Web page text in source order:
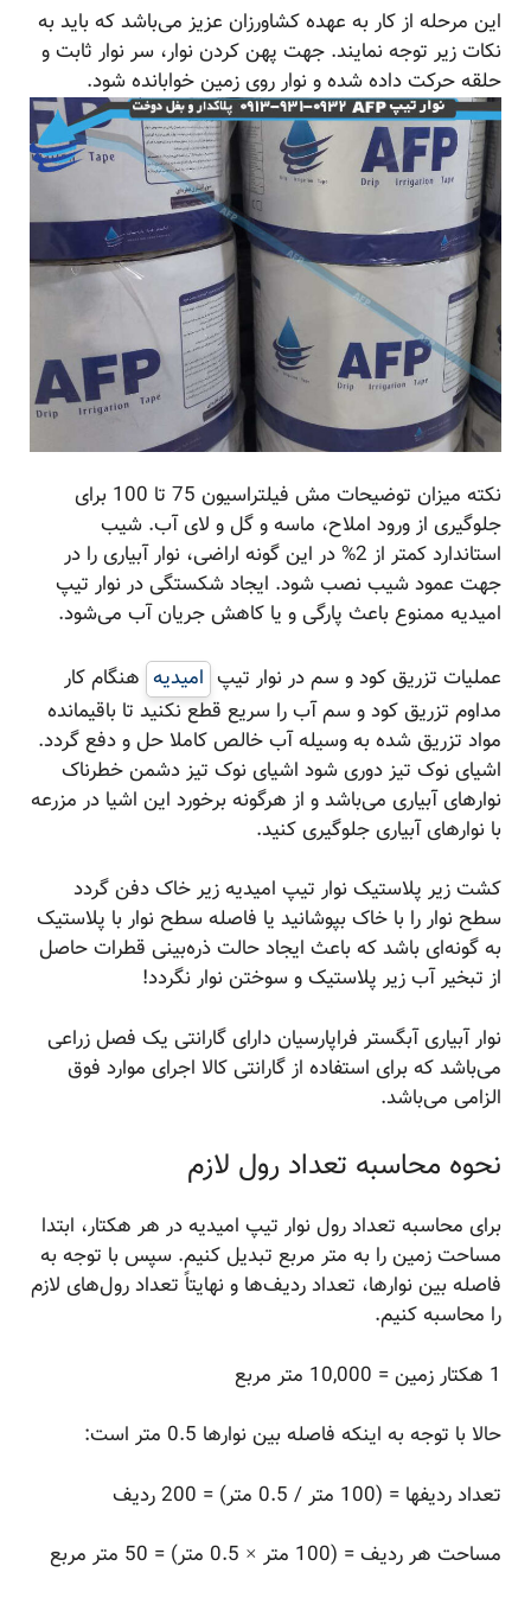
این مرحله از کار به عهده کشاورزان عزیز می‌باشد که باید به
نکات زیر توجه نمایند. جهت پهن کردن نوار، سر نوار ثابت و
حلقه حرکت داده شده و نوار روی زمین خوابانده شود.
نکته میزان توضیحات مش فیلتراسیون 75 تا 100 برای
جلوگیری از ورود املاح، ماسه و گل و لای آب. شیب
استاندارد کمتر از 2% در این گونه اراضی، نوار آبیاری را در
جهت عمود شیب نصب شود. ایجاد شکستگی در نوار تیپ
امیدیه ممنوع باعث پارگی و یا کاهش جریان آب می‌شود.
عملیات تزریق کود و سم در نوار تیپ امیدیه هنگام کار
مداوم تزریق کود و سم آب را سریع قطع نکنید تا باقیمانده
مواد تزریق شده به وسیله آب خالص کاملا حل و دفع گردد.
اشیای نوک تیز دوری شود اشیای نوک تیز دشمن خطرناک
نوارهای آبیاری می‌باشد و از هرگونه برخورد این اشیا در مزرعه
با نوارهای آبیاری جلوگیری کنید.
کشت زیر پلاستیک نوار تیپ امیدیه زیر خاک دفن گردد
سطح نوار را با خاک بپوشانید یا فاصله سطح نوار با پلاستیک
به گونه‌ای باشد که باعث ایجاد حالت ذره‌بینی قطرات حاصل
از تبخیر آب زیر پلاستیک و سوختن نوار نگردد!
نوار آبیاری آبگستر فراپارسیان دارای گارانتی یک فصل زراعی
می‌باشد که برای استفاده از گارانتی کالا اجرای موارد فوق
الزامی می‌باشد.
نحوه محاسبه تعداد رول لازم
برای محاسبه تعداد رول نوار تیپ امیدیه در هر هکتار، ابتدا
مساحت زمین را به متر مربع تبدیل کنیم. سپس با توجه به
فاصله بین نوارها، تعداد ردیف‌ها و نهایتاً تعداد رول‌های لازم
را محاسبه کنیم.
حالا با توجه به اینکه فاصله بین نوارها 0.5 متر است:
تعداد ردیفها = (100 متر / 0.5 متر) = 200 ردیف
مساحت هر ردیف = (100 متر × 0.5 متر) = 50 متر مربع